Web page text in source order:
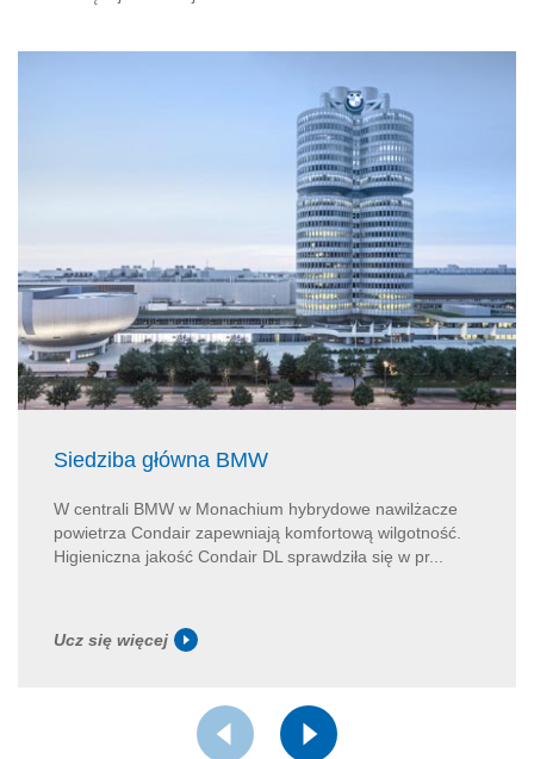
Siedziba główna BMW
W centrali BMW w Monachium hybrydowe nawilżacze
powietrza Condair zapewniają komfortową wilgotność.
Higieniczna jakość Condair DL sprawdziła się w pr...
Ucz się więcej